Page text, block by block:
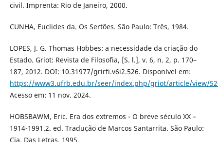
civil. Imprenta: Rio de Janeiro, 2000.
CUNHA, Euclides da. Os Sertões. São Paulo: Três, 1984.
LOPES, J. G. Thomas Hobbes: a necessidade da criação do
Estado. Griot: Revista de Filosofia, [S. l.], v. 6, n. 2, p. 170–
187, 2012. DOI: 10.31977/grirfi.v6i2.526. Disponível em:
https://www3.ufrb.edu.br/seer/index.php/griot/article/view/
Acesso em: 11 nov. 2024.
HOBSBAWM, Eric. Era dos extremos - O breve século XX –
1914-1991.2. ed. Tradução de Marcos Santarrita. São Paulo:
Cia. Das Letras, 1995.